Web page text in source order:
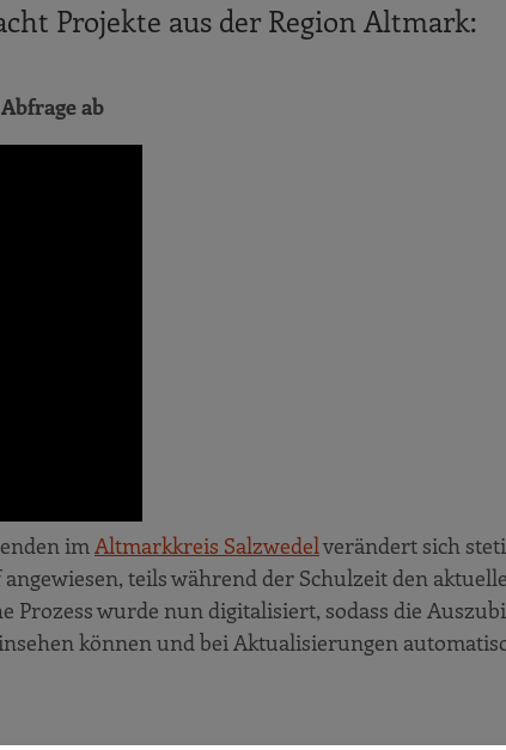
Projekte aus der Region Altmark:
ab
imAltmarkkreis Salzwedelverändert sich
teils während der Schulzeit den
Prozess wurde nun digitalisiert, sodass die
können und bei Aktualisierungen